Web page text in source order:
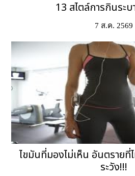
13 สไตล์การกินระ
7 ส.ค. 2569
ไขมันที่มองไม่เห็น อันตราย
ระวัง!!!